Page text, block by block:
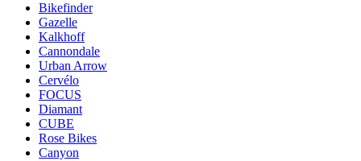
Bikefinder
Gazelle
Kalkhoff
Cannondale
Urban Arrow
Cervélo
FOCUS
Diamant
CUBE
Rose Bikes
Canyon